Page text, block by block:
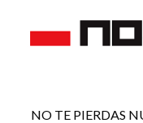
NO TE PIERDAS